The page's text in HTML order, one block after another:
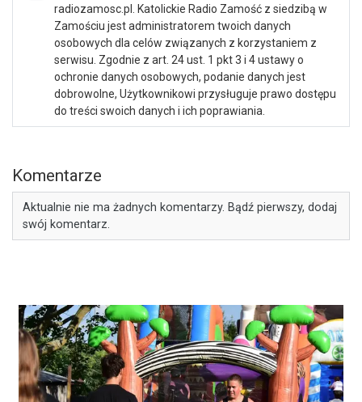
radiozamosc.pl. Katolickie Radio Zamość z siedzibą w
Zamościu jest administratorem twoich danych
osobowych dla celów związanych z korzystaniem z
serwisu. Zgodnie z art. 24 ust. 1 pkt 3 i 4 ustawy o
ochronie danych osobowych, podanie danych jest
dobrowolne, Użytkownikowi przysługuje prawo dostępu
do treści swoich danych i ich poprawiania.
Komentarze
Aktualnie nie ma żadnych komentarzy. Bądź pierwszy, dodaj
swój komentarz.